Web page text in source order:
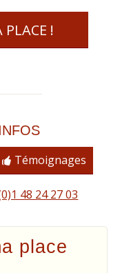
PLACE !
Témoignages
48 24 27 03
place